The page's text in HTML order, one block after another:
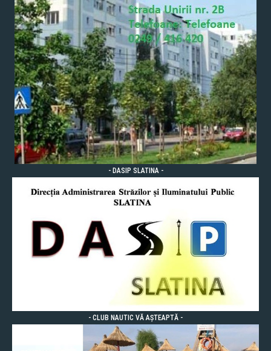
- DASIP SLATINA -
- CLUB NAUTIC VĂ AȘTEAPTĂ -